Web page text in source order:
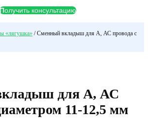
Получить консультацию
«лягушка» / Сменный вкладыш для А, АС провода с
для А, АС
11-12,5 мм